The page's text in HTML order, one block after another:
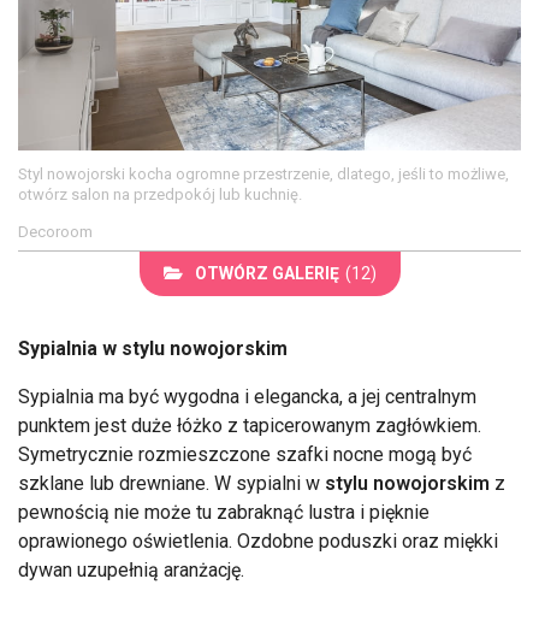
Styl nowojorski kocha ogromne przestrzenie, dlatego, jeśli to możliwe,
otwórz salon na przedpokój lub kuchnię.
Decoroom
OTWÓRZ GALERIĘ (12)
Sypialnia w stylu nowojorskim
Sypialnia ma być wygodna i elegancka, a jej centralnym
punktem jest duże łóżko z tapicerowanym zagłówkiem.
Symetrycznie rozmieszczone szafki nocne mogą być
szklane lub drewniane. W sypialni w stylu nowojorskim z
pewnością nie może tu zabraknąć lustra i pięknie
oprawionego oświetlenia. Ozdobne poduszki oraz miękki
dywan uzupełnią aranżację.